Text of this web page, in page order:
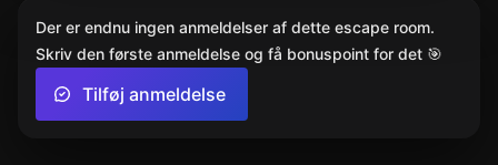
Der er endnu ingen anmeldelser af dette escape room.
Skriv den første anmeldelse og få bonuspoint for det 🎯
Tilføj anmeldelse